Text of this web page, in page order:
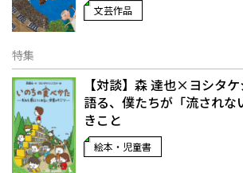
文芸作品
特集
【対談】森 達也×ヨシタ
語る、僕たちが「流されな
きこと
絵本・児童書